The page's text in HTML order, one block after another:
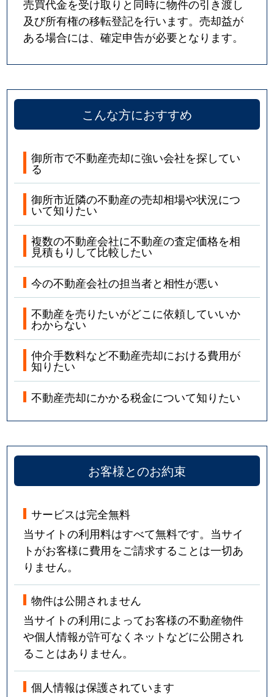
売買代金を受け取りと同時に物件の引き渡し
及び所有権の移転登記を行います。売却益が
ある場合には、確定申告が必要となります。
こんな方におすすめ
御所市で不動産売却に強い会社を探してい
る
御所市近隣の不動産の売却相場や状況につ
いて知りたい
複数の不動産会社に不動産の査定価格を相
見積もりして比較したい
今の不動産会社の担当者と相性が悪い
不動産を売りたいがどこに依頼していいか
わからない
仲介手数料など不動産売却における費用が
知りたい
不動産売却にかかる税金について知りたい
お客様とのお約束
サービスは完全無料
当サイトの利用料はすべて無料です。当サイ
トがお客様に費用をご請求することは一切あ
りません。
物件は公開されません
当サイトの利用によってお客様の不動産物件
や個人情報が許可なくネットなどに公開され
ることはありません。
個人情報は保護されています